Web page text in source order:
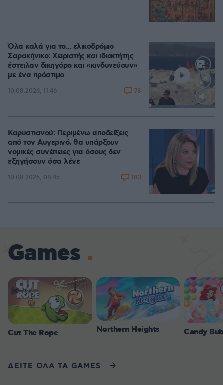
Loaded
Όλα καλά για το... ελικοδρόμιο
Σαρακήνικο: Χειριστής και ιδιοκτήτης
έστειλαν δικηγόρο και «κινδυνεύουν»
με ένα πρόστιμο
10.08.2026, 11:46 78
Καρυστιανού: Περιμένω αποδείξεις
από τον Αυγερινό, θα υπάρξουν
νομικές συνέπειες για όσους δεν
εξηγήσουν όσα λένε
10.08.2026, 08:45 183
Games
Cut The Rope Northern Heights Candy
ΔΕΙΤΕ ΟΛΑ ΤΑ GAMES